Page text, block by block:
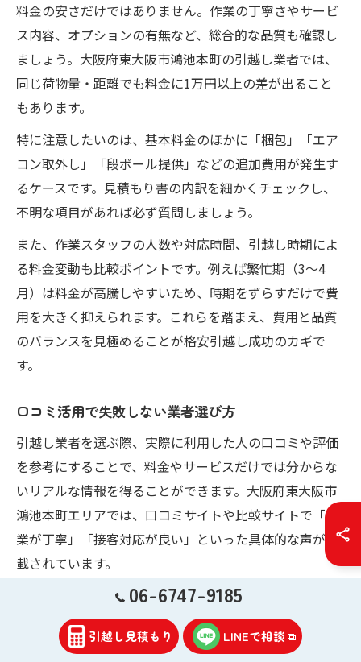
料金の安さだけではありません。作業の丁寧さやサービ
ス内容、オプションの有無など、総合的な品質も確認し
ましょう。大阪府東大阪市鴻池本町の引越し業者では、
同じ荷物量・距離でも料金に1万円以上の差が出ること
もあります。
特に注意したいのは、基本料金のほかに「梱包」「エア
コン取外し」「段ボール提供」などの追加費用が発生す
るケースです。見積もり書の内訳を細かくチェックし、
不明な項目があれば必ず質問しましょう。
また、作業スタッフの人数や対応時間、引越し時期によ
る料金変動も比較ポイントです。例えば繁忙期（3〜4
月）は料金が高騰しやすいため、時期をずらすだけで費
用を大きく抑えられます。これらを踏まえ、費用と品質
のバランスを見極めることが格安引越し成功のカギで
す。
口コミ活用で失敗しない業者選び方
引越し業者を選ぶ際、実際に利用した人の口コミや評価
を参考にすることで、料金やサービスだけでは分からな
いリアルな情報を得ることができます。大阪府東大阪市
鴻池本町エリアでは、口コミサイトや比較サイトで「作
業が丁寧」「接客対応が良い」といった具体的な声が掲
載されています。
口コミを見る際は、料金の安さだけでなく「スタッフの
対応」「作業のスムーズさ」「トラブル対応」などにも
注目しましょう。特に悪い評価が続いている業者や、追
06-6747-9185
引越し見積もり LINEで相談